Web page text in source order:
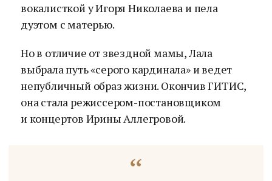
вокалисткой у Игоря Николаева и пела
дуэтом с матерью.
Но в отличие от звездной мамы, Лала
выбрала путь «серого кардинала» и ведет
непубличный образ жизни. Окончив ГИТИС,
она стала режиссером-постановщиком
и концертов Ирины Аллегровой.